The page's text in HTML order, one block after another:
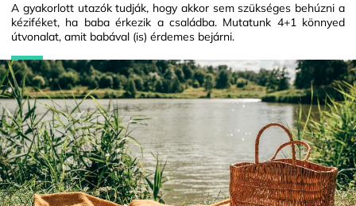
A gyakorlott utazók tudják, hogy akkor sem szükséges behúzni a
kéziféket, ha baba érkezik a családba. Mutatunk 4+1 könnyed
útvonalat, amit babával (is) érdemes bejárni.